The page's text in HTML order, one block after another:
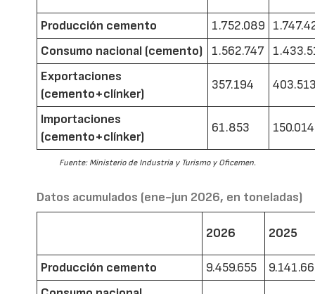
Producción cemento 1.752.089
Consumo nacional (cemento)
1.562.747
Exportaciones
(cemento+clínker)
357.194
Importaciones
(cemento+clínker)
61.853 150.014
Fuente: Ministerio de Industria y Turismo y Oficemen.
Datos acumulados (ene-jun 2026, en toneladas)
2026 2025
Producción cemento 9.459.655